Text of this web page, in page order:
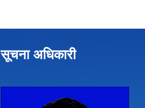
सूचना अधिकारी